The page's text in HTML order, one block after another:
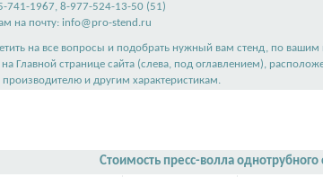
741-1967, 8-977-524-13-50 (51)
на почту: info@pro-stend.ru
на все вопросы и подобрать нужный вам стенд, по вашим
на Главной странице сайта (слева, под оглавлением),
и другим характеристикам.
Стоимость пресс-волла